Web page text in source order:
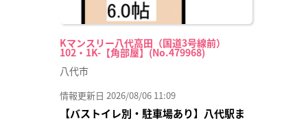
Kマンスリー八代高田（国道3号線前）
102・1K-【角部屋】(No.479968)
八代市
情報更新日 2026/08/06 11:09
【バストイレ別・駐車場あり】八代駅ま